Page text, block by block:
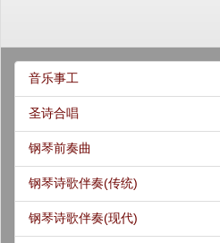
音乐事工
圣诗合唱
钢琴前奏曲
钢琴诗歌伴奏(传统)
钢琴诗歌伴奏(现代)